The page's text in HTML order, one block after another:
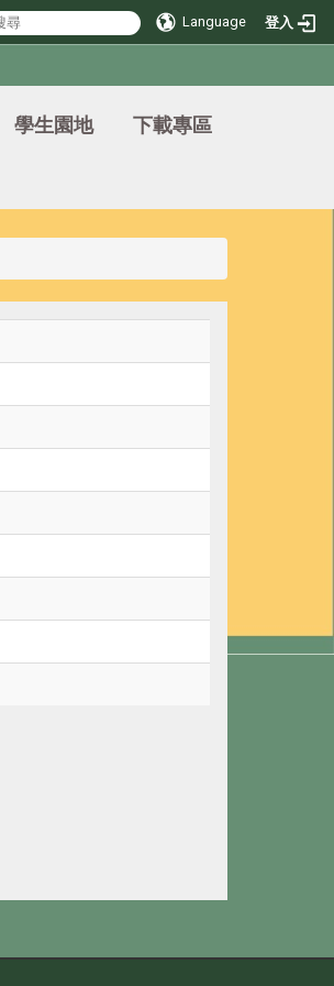
Language 登入
學生園地
下載專區